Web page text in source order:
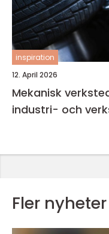
inspiration
12. April 2026
Mekanisk
industri- och
Fler nyheter